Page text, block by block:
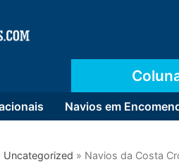
Navios em
Uncategorized » Navios da Costa